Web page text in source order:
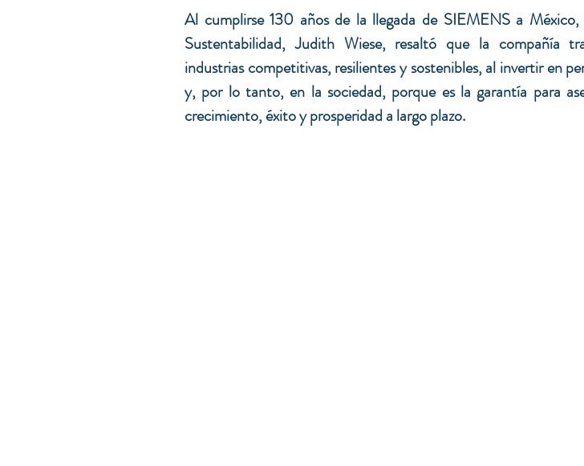
Al cumplirse 130 años de la llegada de SIEMENS a
Sustentabilidad, Judith Wiese, resaltó que la compañía
industrias competitivas, resilientes y sostenibles, al invertir en
y, por lo tanto, en la sociedad, porque es la garantía para
crecimiento, éxito y prosperidad a largo plazo.